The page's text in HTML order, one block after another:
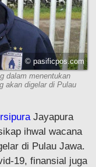
© pasificpos.com
dalam menentukan
akan digelar di Pulau
Jayapura
ihwal wacana
di Pulau Jawa.
19, finansial juga